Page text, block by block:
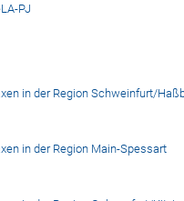
PJ
in der Region Schweinfurt/
in der Region Main-Spessart